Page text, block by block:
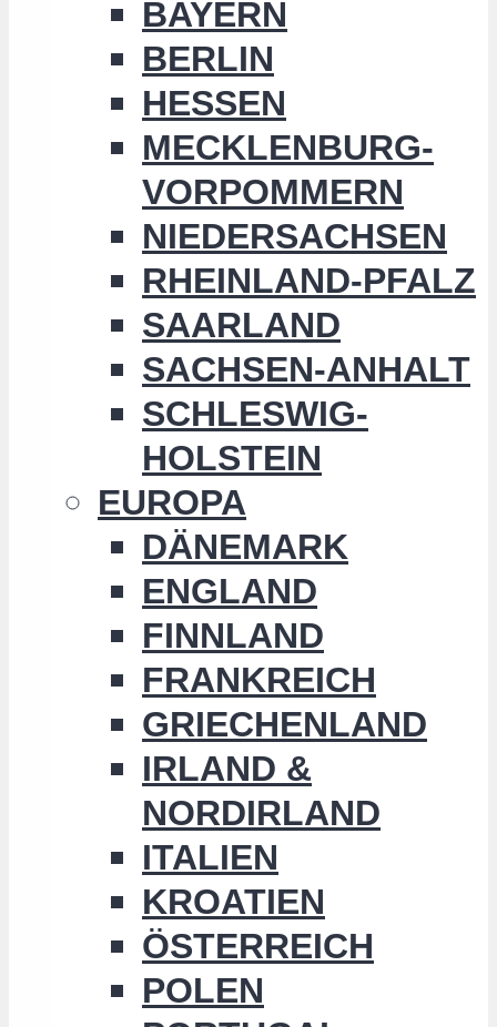
BAYERN
BERLIN
HESSEN
MECKLENBURG-
VORPOMMERN
NIEDERSACHSEN
RHEINLAND-PFALZ
SAARLAND
SACHSEN-ANHALT
SCHLESWIG-
HOLSTEIN
EUROPA
DÄNEMARK
ENGLAND
FINNLAND
FRANKREICH
GRIECHENLAND
IRLAND &
NORDIRLAND
ITALIEN
KROATIEN
ÖSTERREICH
POLEN